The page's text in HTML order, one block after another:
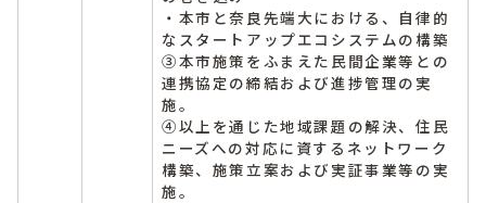
・本市と奈良先端大における、自律的
なスタートアップエコシステムの構築
③本市施策をふまえた民間企業等との
連携協定の締結および進捗管理の実
施。
④以上を通じた地域課題の解決、住民
ニーズへの対応に資するネットワーク
構築、施策立案および実証事業等の実
施。